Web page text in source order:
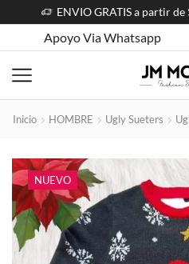
ENVIO GRATIS a partir
Apoyo Via Whatsapp
Inicio HOMBRE Ugly Sueters
NUEVO